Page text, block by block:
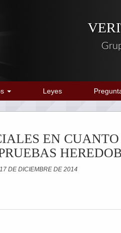
Leyes
EN
DE DICIEMBRE DE 2014